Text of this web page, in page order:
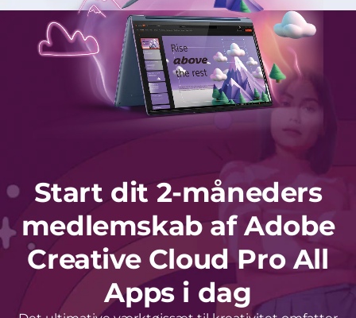
Start dit 2-måneders
medlemskab af Adobe
Creative Cloud Pro All
Apps i dag